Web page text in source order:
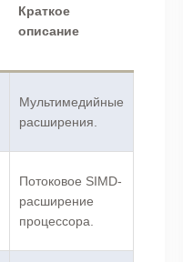
Краткое
описание
Мультимедийные
расширения.
Потоковое SIMD-
расширение
процессора.